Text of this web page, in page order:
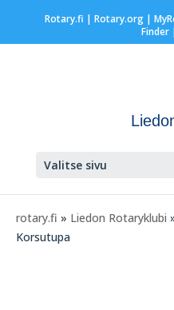
Rotary.fi | Rotary.org|
Finder
Valitse sivu
rotary.fi » Liedon Rotaryklubi
Korsutupa